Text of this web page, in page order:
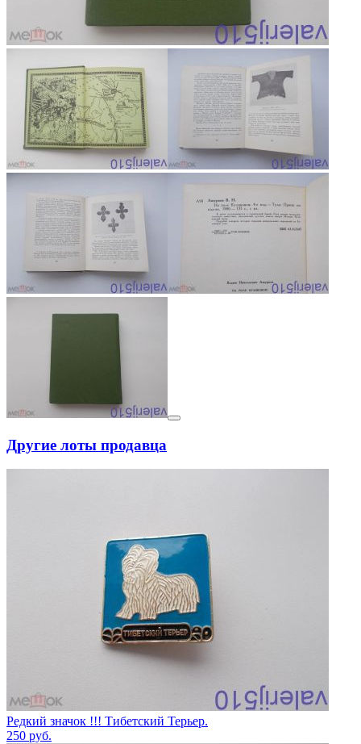
Другие лоты продавца
Редкий значок !!! Тибетский Терьер.
250 руб.